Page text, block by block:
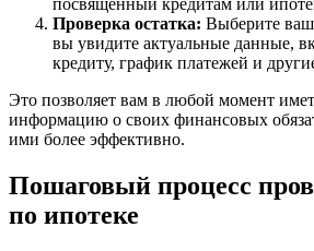
посвященный кредитам или
Проверка остатка: Выберите
вы увидите актуальные данные,
кредиту, график платежей и
Это позволяет вам в любой момент
информацию о своих финансовых
ими более эффективно.
Пошаговый процесс
по ипотеке